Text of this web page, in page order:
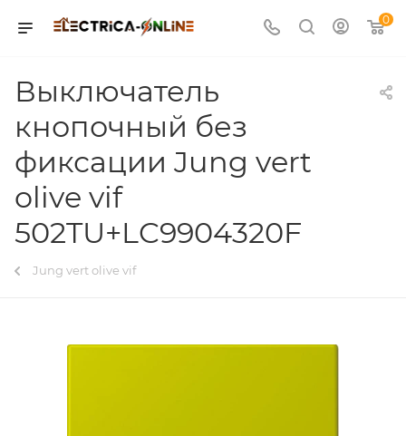
0
Выключатель
кнопочный без
фиксации Jung vert
olive vif
502TU+LC9904320F
Jung vert olive vif